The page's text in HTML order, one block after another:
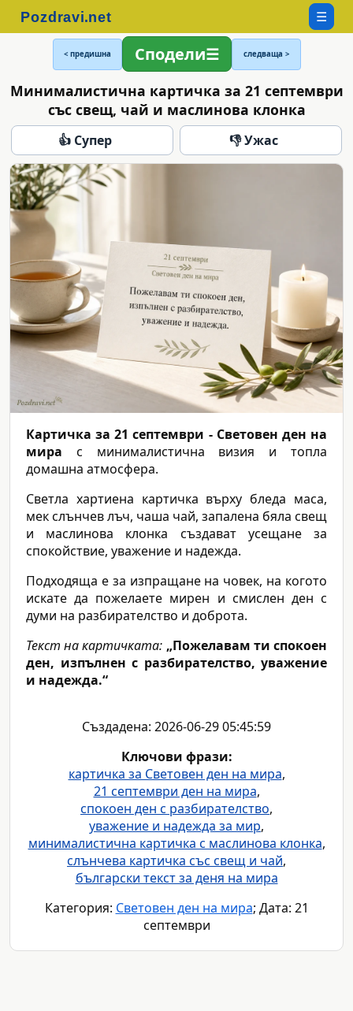
☰
< предишна Сподели следваща >
Минималистична картичка за 21 септември
със свещ, чай и маслинова клонка
👍 Супер 👎 Ужас
Картичка за 21 септември - Световен ден на
мира с минималистична визия и топла
домашна атмосфера.
Светла хартиена картичка върху бледа маса,
мек слънчев лъч, чаша чай, запалена бяла свещ
и маслинова клонка създават усещане за
спокойствие, уважение и надежда.
Подходяща е за изпращане на човек, на когото
искате да пожелаете мирен и смислен ден с
думи на разбирателство и доброта.
Текст на картичката: „Пожелавам ти спокоен
ден, изпълнен с разбирателство, уважение
и надежда.“
Създадена: 2026-06-29 05:45:59
Ключови фрази:
картичка за Световен ден на мира,
21 септември ден на мира,
спокоен ден с разбирателство,
уважение и надежда за мир,
минималистична картичка с маслинова клонка,
слънчева картичка със свещ и чай,
български текст за деня на мира
Категория: Световен ден на мира; Дата: 21
септември